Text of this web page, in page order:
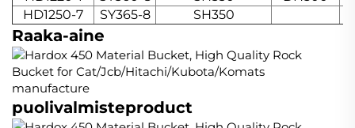
HD1250-7
SY365-8 SH350
Raaka-aine
puolivalmisteproduct